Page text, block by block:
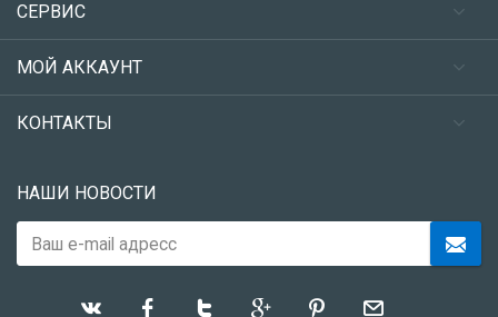
СЕРВИС
МОЙ АККАУНТ
КОНТАКТЫ
НАШИ НОВОСТИ